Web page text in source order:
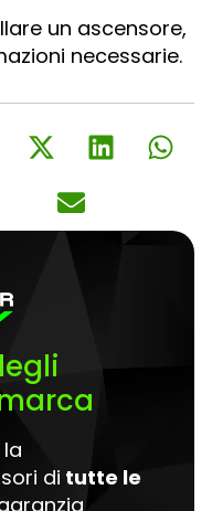
un ascensore,
necessarie.
di tutte le